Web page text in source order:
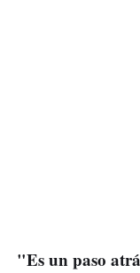
"Es un paso